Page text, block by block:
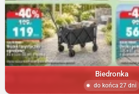
Biedronka
do końca 27 dni